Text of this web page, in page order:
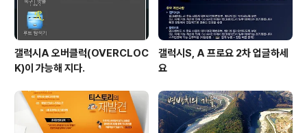
갤럭시A 오버클럭(OVERCLOC
K)이 가능해 지다.
갤럭시S, A 프로요 2차 업글하세
요